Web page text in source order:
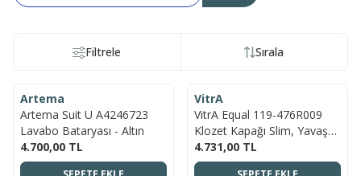
Filtrele Sırala
Artema
Artema Suit U A4246723
Lavabo Bataryası - Altın
4.700,00 TL
YENI
VitrA
VitrA Equal 119-476R009
Klozet Kapağı Slim, Yavaş
Kapanır, Mat Taş Gri
4.731,00 TL